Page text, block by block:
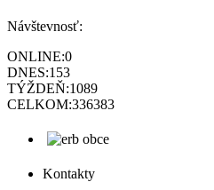
Návštevnosť:
ONLINE:0
DNES:153
TÝŽDEŇ:1089
CELKOM:336383
Kontakty